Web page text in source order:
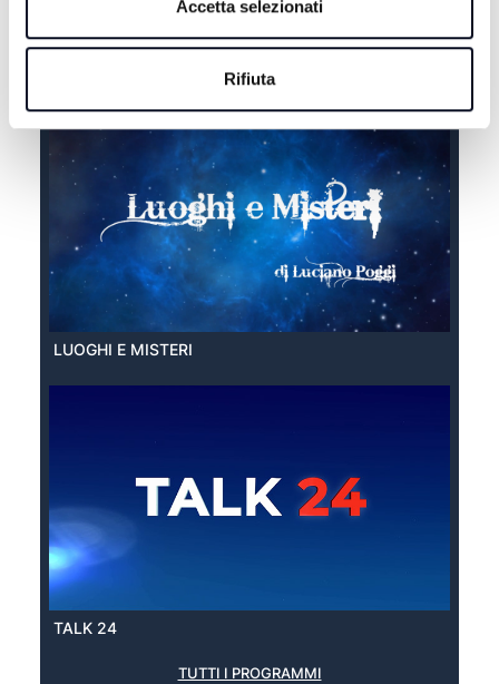
Accetta selezionati
Rifiuta
LUOGHI E MISTERI
TALK 24
TUTTI I PROGRAMMI